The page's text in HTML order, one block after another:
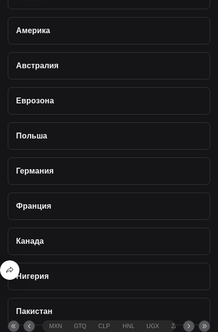
Америка
Австралия
Еврозона
Польша
Германия
Франция
Канада
Нигерия
Пакистан
MXN GTQ CLP HNL UGX ZAR TND